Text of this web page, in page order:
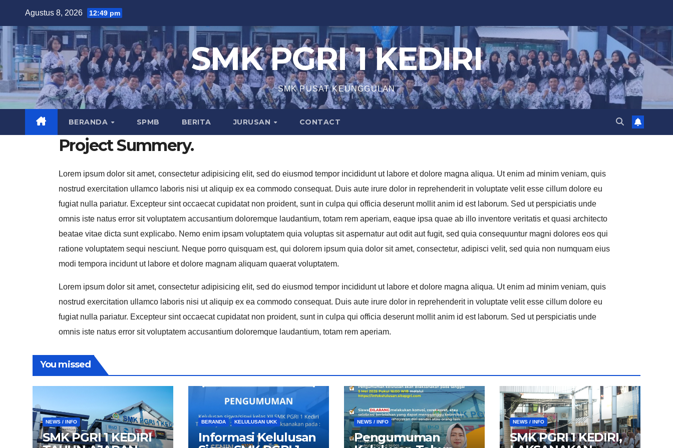
content
Agustus 8, 2026 12:49 pm
SMK PGRI 1 KEDIRI
SMK PUSAT KEUNGGULAN
BERANDA SPMB BERITA JURUSAN CONTACT
Project Summery.
Lorem ipsum dolor sit amet, consectetur adipisicing elit, sed do eiusmod tempor incididunt ut labore et dolore magna aliqua. Ut enim ad minim veniam, quis
nostrud exercitation ullamco laboris nisi ut aliquip ex ea commodo consequat. Duis aute irure dolor in reprehenderit in voluptate velit esse cillum dolore eu
fugiat nulla pariatur. Excepteur sint occaecat cupidatat non proident, sunt in culpa qui officia deserunt mollit anim id est laborum. Sed ut perspiciatis unde
omnis iste natus error sit voluptatem accusantium doloremque laudantium, totam rem aperiam, eaque ipsa quae ab illo inventore veritatis et quasi architecto
beatae vitae dicta sunt explicabo. Nemo enim ipsam voluptatem quia voluptas sit aspernatur aut odit aut fugit, sed quia consequuntur magni dolores eos qui
ratione voluptatem sequi nesciunt. Neque porro quisquam est, qui dolorem ipsum quia dolor sit amet, consectetur, adipisci velit, sed quia non numquam eius
modi tempora incidunt ut labore et dolore magnam aliquam quaerat voluptatem.
Lorem ipsum dolor sit amet, consectetur adipisicing elit, sed do eiusmod tempor incididunt ut labore et dolore magna aliqua. Ut enim ad minim veniam, quis
nostrud exercitation ullamco laboris nisi ut aliquip ex ea commodo consequat. Duis aute irure dolor in reprehenderit in voluptate velit esse cillum dolore eu
fugiat nulla pariatur. Excepteur sint occaecat cupidatat non proident, sunt in culpa qui officia deserunt mollit anim id est laborum. Sed ut perspiciatis unde
omnis iste natus error sit voluptatem accusantium doloremque laudantium, totam rem aperiam.
You missed
NEWS / INFO
SMK PGRI 1 KEDIRI
BERANDA KELULUSAN UKK
Informasi Kelulusan
NEWS / INFO
Pengumuman
NEWS / INFO
SMK PGRI 1 KEDIRI,